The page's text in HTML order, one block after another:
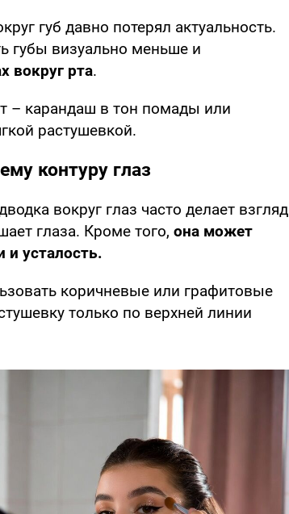
губ давно потерял актуальность.
губы визуально меньше и
вокруг рта.
– карандаш в тон помады или
растушевкой.
контуру глаз
вокруг глаз часто делает взгляд
глаза. Кроме того, она может
и усталость.
коричневые или графитовые
только по верхней линии